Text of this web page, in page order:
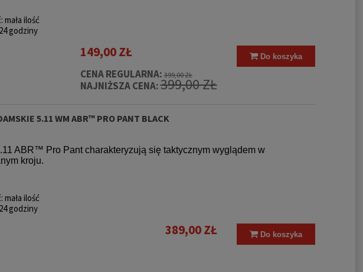
mała ilość
24 godziny
149,00 ZŁ
CENA REGULARNA:399,00 ZŁ
NAJNIŻSZA CENA:399,00 ZŁ
Do koszyka
5.11 WM ABR™ PRO PANT BLACK
ABR™ Pro Pant charakteryzują się taktycznym wyglądem w
kroju.
mała ilość
24 godziny
389,00 ZŁ Do koszyka